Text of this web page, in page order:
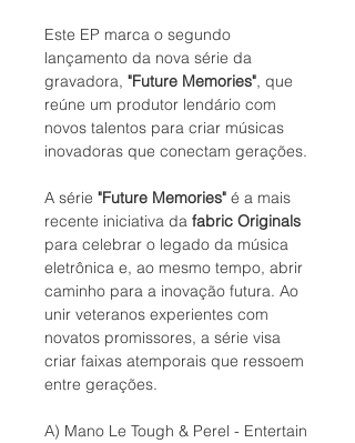
Este EP marca o segundo
lançamento da nova série da
gravadora, "Future Memories", que
reúne um produtor lendário com
novos talentos para criar músicas
inovadoras que conectam gerações.
A série "Future Memories" é a mais
recente iniciativa da fabric Originals
para celebrar o legado da música
eletrônica e, ao mesmo tempo, abrir
caminho para a inovação futura. Ao
unir veteranos experientes com
novatos promissores, a série visa
criar faixas atemporais que ressoem
entre gerações.
A) Mano Le Tough & Perel - Entertain